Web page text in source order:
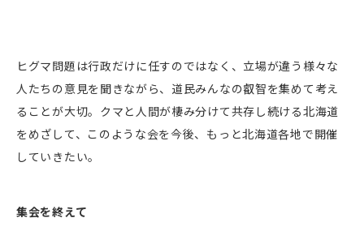
ヒグマ問題は行政だけに任すのではなく、立場が違う様々な
人たちの意見を聞きながら、道民みんなの叡智を集めて考え
ることが大切。クマと人間が棲み分けて共存し続ける北海道
をめざして、このような会を今後、もっと北海道各地で開催
していきたい。
集会を終えて